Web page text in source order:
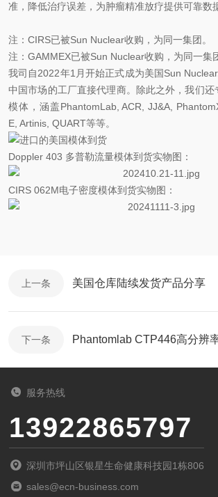
准，降低治疗误差，为肿瘤精准放疗提供可靠数
注：CIRS已被Sun Nuclear收购，为同一集团。
注：GAMMEX已被Sun Nuclear收购，为同一集
我司自2022年1月开始正式成为美国Sun
中国市场的工厂直接代理商。除此之外，我们还
模体，涵盖PhantomLab, ACR, JJ&A,
E, Artinis, QUART等等。
Doppler 403 多普勒流量模体到货实物图：
CIRS 062M电子密度模体到货实物图：
上一条 美国仓库陆续发货产品分享
下一条
服务热线
13922865797
深圳市坪山区银星生命健康科技园1栋806
sales@ecn-business.com